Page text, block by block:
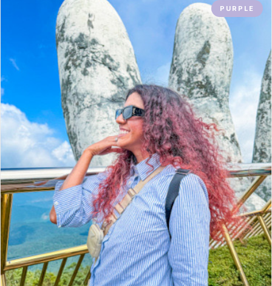
PURPLE